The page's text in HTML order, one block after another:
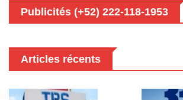
Publicités (+52) 222-118-1953
Articles récents